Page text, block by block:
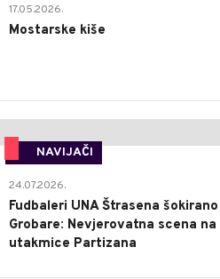
17.05.2026.
Mostarske kiše
NAVIJAČI
24.07.2026.
Fudbaleri UNA Štrasena
Grobare: Nevjerovatna scena na
utakmice Partizana